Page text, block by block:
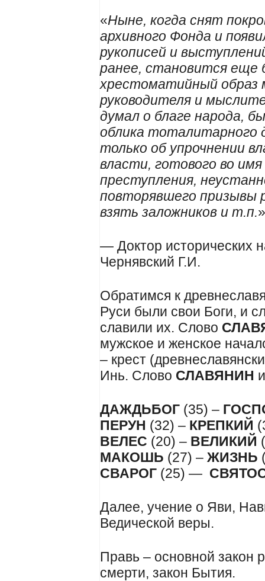
«Ныне, когда снят
архивного Фонда и
рукописей и
ранее, становится еще
хрестоматийный образ
руководителя и
думал о благе народа,
облика тоталитарного
только об упрочнении
власти, готового во
преступления,
повторявшего призывы
взять заложников и т.п.
— Доктор исторических
Чернявский Г.И.
Обратимся к
Руси были свои Боги, и
славили их. Слово
мужское и женское
– крест
Инь. Слово СЛАВЯНИН
ДАЖДЬБОГ (35) –
ПЕРУН (32) – КРЕПКИЙ
ВЕЛЕС (20) – ВЕЛИКИЙ
МАКОШЬ (27) –ЖИЗНЬ
СВАРОГ (25) —
Далее, учение о Яви,
Ведической веры.
Правь – основной закон
смерти, закон Бытия.